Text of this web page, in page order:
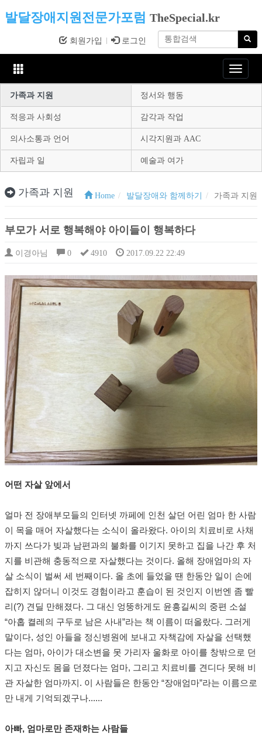
발달장애지원전문가포럼 TheSpecial.kr
회원가입 로그인
Toggle
가족과 지원
정서와 행동
적응과 사회성 감각과 작업
의사소통과 언어 시각지원과 AAC
자립과 일 예술과 여가
가족과 지원 Home 발달장애와 함께하기 가족과 지원
부모가 서로 행복해야 아이들이 행복하다
이경아님 0 4910 2017.09.22 22:49
어떤 자살 앞에서
얼마 전 장애부모들의 인터넷 까페에 인천 살던 어린 엄마 한 사람
이 목을 매어 자살했다는 소식이 올라왔다. 아이의 치료비로 사채
까지 쓰다가 빚과 남편과의 불화를 이기지 못하고 집을 나간 후 처
지를 비관해 충동적으로 자살했다는 것이다. 올해 장애엄마의 자
살 소식이 벌써 세 번째이다. 올 초에 들었을 땐 한동안 일이 손에
잡히지 않더니 이것도 경험이라고 훈습이 된 것인지 이번엔 좀 빨
리(?) 견딜 만해졌다. 그 대신 엉뚱하게도 윤흥길씨의 중편 소설
“아홉 켤레의 구두로 남은 사내”라는 책 이름이 떠올랐다. 그러게
말이다, 성인 아들을 정신병원에 보내고 자책감에 자살을 선택했
다는 엄마, 아이가 대소변을 못 가리자 울화로 아이를 창밖으로 던
지고 자신도 몸을 던졌다는 엄마, 그리고 치료비를 견디다 못해 비
관 자살한 엄마까지. 이 사람들은 한동안 “장애엄마”라는 이름으로
만 내게 기억되겠구나......
아빠, 엄마로만 존재하는 사람들